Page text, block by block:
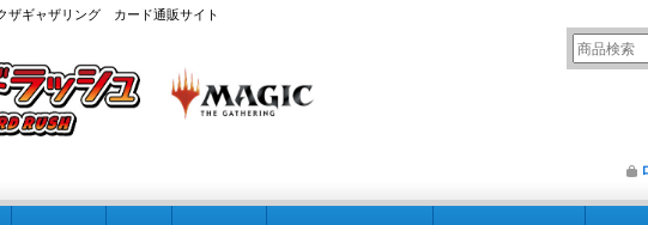
ザギャザリング カード通販サイト